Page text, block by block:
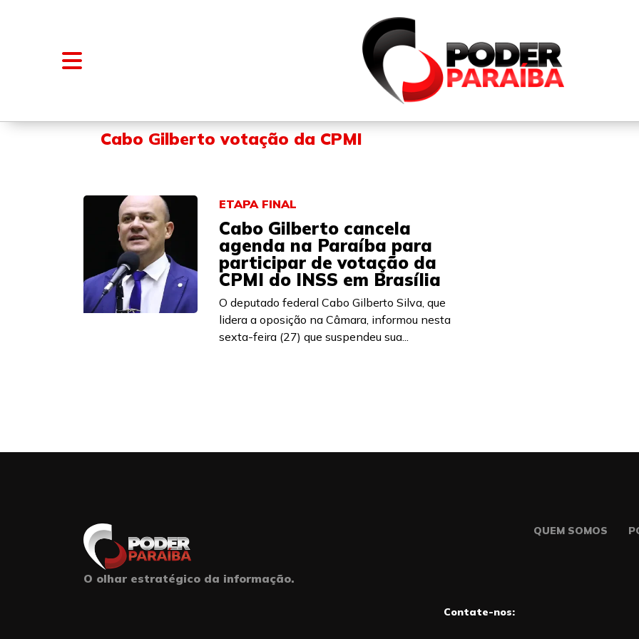
FALE CONOSCO
Cabo Gilberto votação da CPMI
ETAPA FINAL
Cabo Gilberto cancela
agenda na Paraíba para
participar de votação da
CPMI do INSS em Brasília
O deputado federal Cabo Gilberto Silva, que
lidera a oposição na Câmara, informou nesta
sexta-feira (27) que suspendeu sua...
O olhar estratégico da informação.
QUEM SOMOS
Contate-nos: